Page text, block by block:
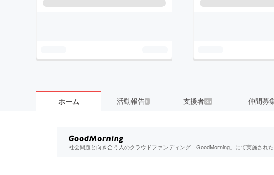
ホーム 活動報告6 支援者35 仲間募
社会問題と向き合う人のクラウドファンディング「GoodMorning」にて実施された